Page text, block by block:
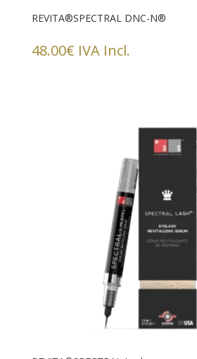
REVITA®SPECTRAL DNC-N®
48.00€ IVA Incl.